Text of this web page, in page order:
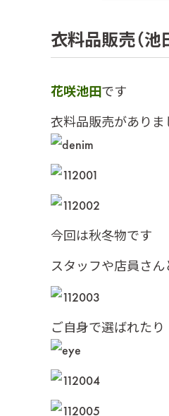
衣料品販売（池
花咲池田です
衣料品販売がありま
今回は秋冬物です
スタッフや店員さん
ご自身で選ばれたり